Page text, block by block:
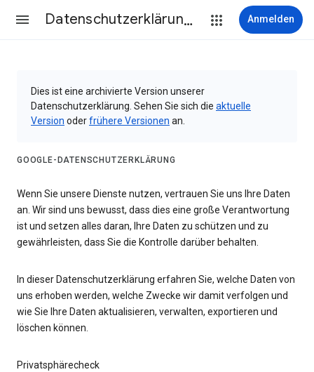
Datenschutzerklärung & Nutzungsbedingungen Anmelden
Dies ist eine archivierte Version unserer
Datenschutzerklärung. Sehen Sie sich die aktuelle
Version oderfrühere Versionen an.
GOOGLE-DATENSCHUTZERKLÄRUNG
Wenn Sie unsere Dienste nutzen, vertrauen Sie uns Ihre Daten
an. Wir sind uns bewusst, dass dies eine große Verantwortung
ist und setzen alles daran, Ihre Daten zu schützen und zu
gewährleisten, dass Sie die Kontrolle darüber behalten.
In dieser Datenschutzerklärung erfahren Sie, welche Daten von
uns erhoben werden, welche Zwecke wir damit verfolgen und
wie Sie Ihre Daten aktualisieren, verwalten, exportieren und
löschen können.
Privatsphärecheck